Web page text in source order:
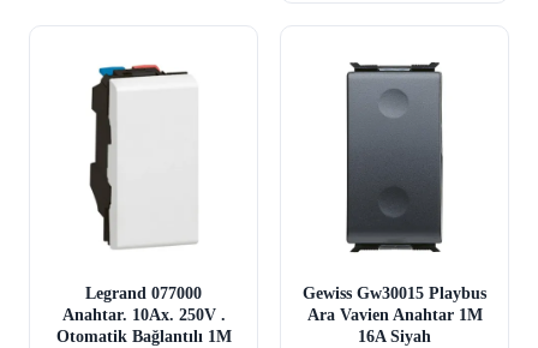
Legrand 077000
Anahtar. 10Ax. 250V .
Otomatik Bağlantılı 1M
Gewiss Gw30015 Playbus
Ara Vavien Anahtar 1M
16A Siyah